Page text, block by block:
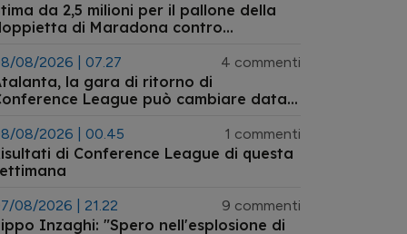
da 2,5 milioni per il pallone della
di Maradona contro
08/2026 | 07.27 4 commenti
la gara di ritorno di
League può cambiare data:
08/2026 | 00.45 1 commenti
di Conference League di questa
08/2026 | 21.22 9 commenti
Inzaghi: "Spero nell'esplosione di